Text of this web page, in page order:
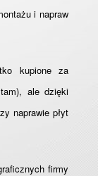
i napraw
kupione za
ale dzięki
naprawie płyt
firmy